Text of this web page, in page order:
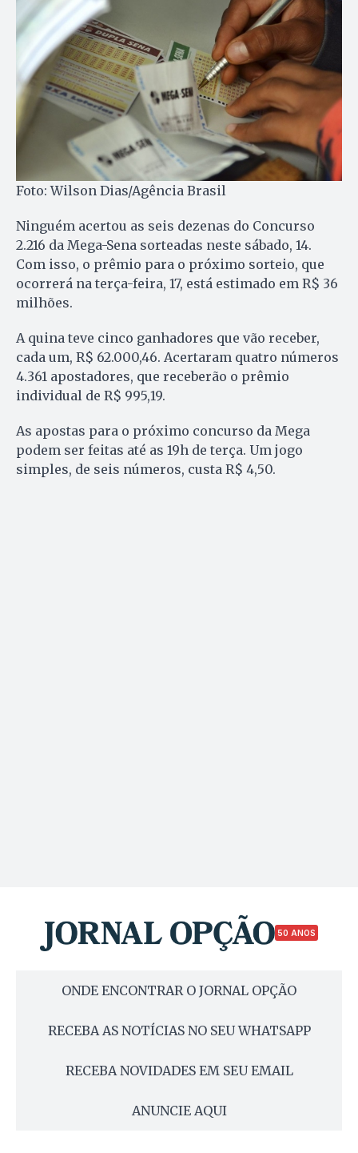
Foto: Wilson Dias/Agência Brasil
Ninguém acertou as seis dezenas do Concurso
2.216 da Mega-Sena sorteadas neste sábado, 14.
Com isso, o prêmio para o próximo sorteio, que
ocorrerá na terça-feira, 17, está estimado em R$ 36
milhões.
A quina teve cinco ganhadores que vão receber,
cada um, R$ 62.000,46. Acertaram quatro números
4.361 apostadores, que receberão o prêmio
individual de R$ 995,19.
As apostas para o próximo concurso da Mega
podem ser feitas até as 19h de terça. Um jogo
simples, de seis números, custa R$ 4,50.
50 ANOS
ONDE ENCONTRAR O JORNAL OPÇÃO
RECEBA AS NOTÍCIAS NO SEU WHATSAPP
RECEBA NOVIDADES EM SEU EMAIL
ANUNCIE AQUI